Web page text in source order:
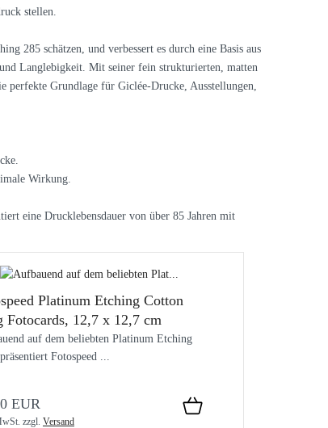
stellen.
285 schätzen, und verbessert es durch eine Basis aus
Langlebigkeit. Mit seiner fein strukturierten, matten
Grundlage für Giclée-Drucke, Ausstellungen,
Wirkung.
eine Drucklebensdauer von über 85 Jahren mit
Platinum Etching Cotton
Fotocards, 12,7 x 12,7 cm
auf dem beliebten Platinum Etching
Fotospeed ...
EUR
zzgl. Versand